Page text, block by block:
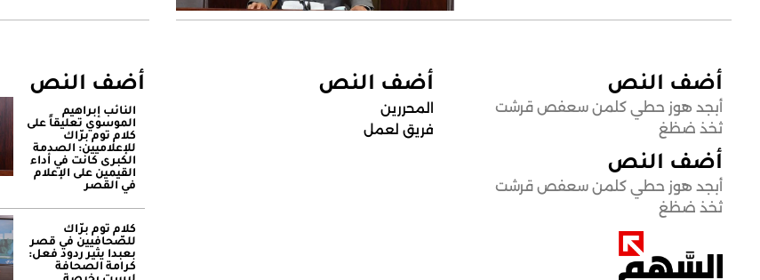
أضف النص
أبجد هوز حطي كلمن سعفص قرشت
ثخذ ضظغ
أضف النص
أبجد هوز حطي كلمن سعفص قرشت
ثخذ ضظغ
أضف النص
المحررين
فريق لعمل
أضف النص
النائب إبراهيم
الموسوي تعليقاً على
كلام توم برّاك
للإعلاميين: الصدمة
الكبرى كانت في أداء
القيمين على ‏الإعلام
في القصر
كلام توم برّاك
للصّحافيين في قصر
بعبدا يثير ردود فعل:
كرامة الصحافة